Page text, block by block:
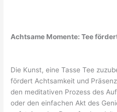
Achtsame Momente: Tee
Die Kunst, eine Tasse Tee
fördert Achtsamkeit und
den meditativen Prozess des
oder den einfachen Akt des